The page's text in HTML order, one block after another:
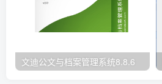
文迪公文与档案管理系统8.8.6